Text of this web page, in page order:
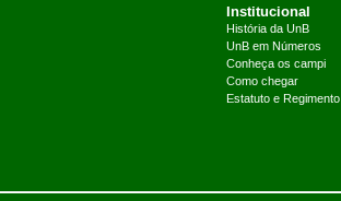
Institucional
História da UnB
UnB em Números
Conheça os campi
Como chegar
Estatuto e Regimento